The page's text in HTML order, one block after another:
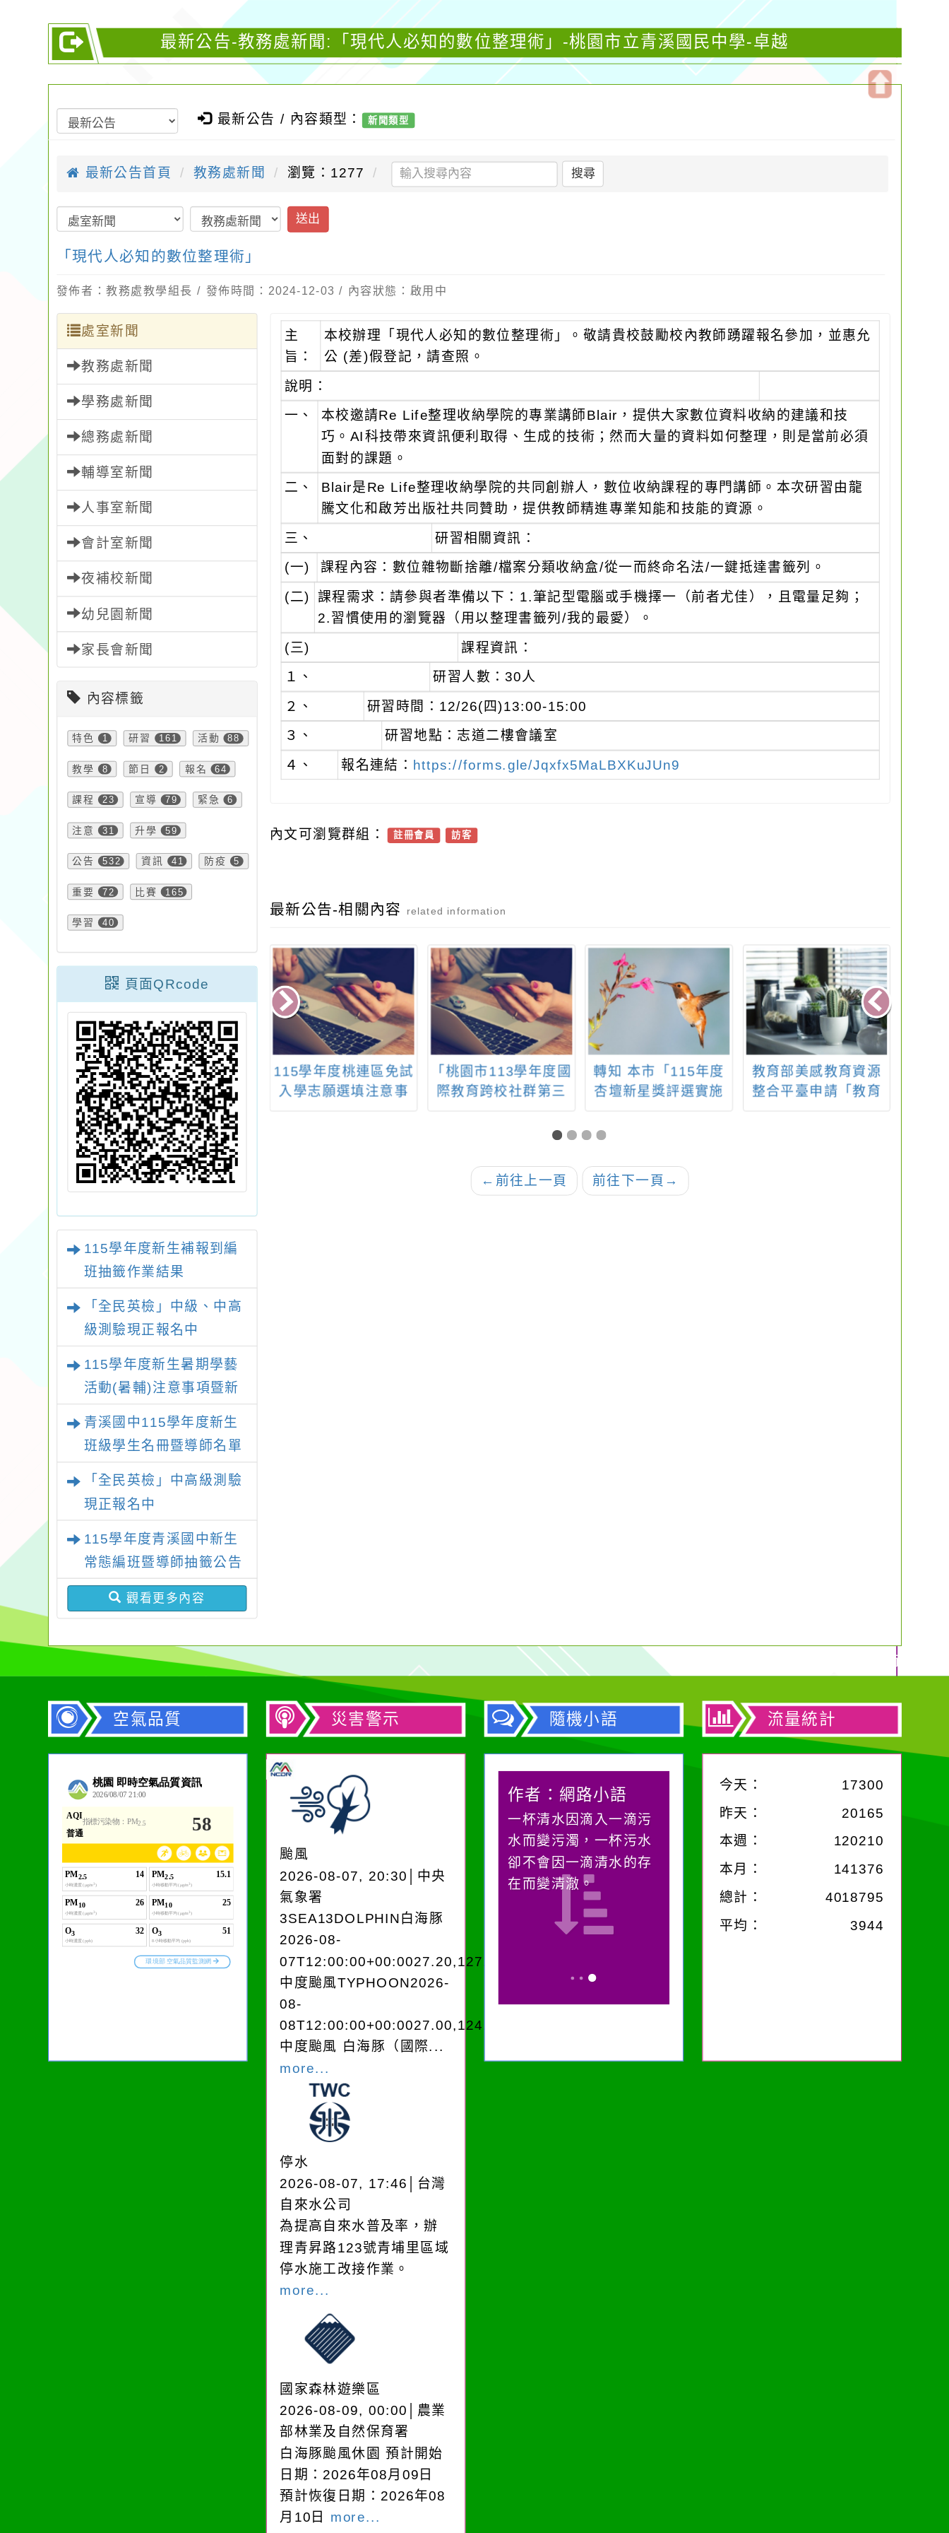
最新公告-教務處新聞:「現代人必知的數位整理術」-桃園市立青溪國民中學-卓越
最新公告 / 內容類型： 新聞類型
最新公告首頁 教務處新聞 瀏覽：1277 搜尋
送出
「現代人必知的數位整理術」
發佈者：教務處教學組長 / 發佈時間：2024-12-03 / 內容狀態：啟用中
處室新聞
教務處新聞
學務處新聞
總務處新聞
輔導室新聞
人事室新聞
會計室新聞
夜補校新聞
幼兒園新聞
家長會新聞
內容標籤
特色 1 研習 161 活動 88
教學 8 節日 2 報名 64
課程 23 宣導 79 緊急 6
注意 31 升學 59
公告 532 資訊 41 防疫 5
重要 72 比賽 165
學習 40
頁面QRcode
115學年度新生補報到編
班抽籤作業結果
「全民英檢」中級、中高
級測驗現正報名中
115學年度新生暑期學藝
活動(暑輔)注意事項暨新
青溪國中115學年度新生
班級學生名冊暨導師名單
「全民英檢」中高級測驗
現正報名中
115學年度青溪國中新生
常態編班暨導師抽籤公告
觀看更多內容
主
旨：
本校辦理「現代人必知的數位整理術」。敬請貴校鼓勵校內教師踴躍報名參加，並惠允
公 (差)假登記，請查照。
說明：
一、
本校邀請Re Life整理收納學院的專業講師Blair，提供大家數位資料收納的建議和技
巧。AI科技帶來資訊便利取得、生成的技術；然而大量的資料如何整理，則是當前必須
面對的課題。
二、
Blair是Re Life整理收納學院的共同創辦人，數位收納課程的專門講師。本次研習由龍
騰文化和啟芳出版社共同贊助，提供教師精進專業知能和技能的資源。
三、
研習相關資訊：
(一)
課程內容：數位雜物斷捨離/檔案分類收納盒/從一而終命名法/一鍵抵達書籤列。
(二)
課程需求：請參與者準備以下：1.筆記型電腦或手機擇一（前者尤佳），且電量足夠；
2.習慣使用的瀏覽器（用以整理書籤列/我的最愛）。
(三)
課程資訊：
１、
研習人數：30人
２、
研習時間：12/26(四)13:00-15:00
３、 研習地點：志道二樓會議室
４、 報名連結： https://forms.gle/Jqxfx5MaLBXKuJUn9
內文可瀏覽群組： 註冊會員 訪客
最新公告-相關內容 related information
學教師法律教
營（初階）
桃園市立圖書館八德
分館113年第二季「我
們的島」閱讀推廣活
動宣傳
115學年度桃連區免試
入學志願選填注意事
「桃園市113學年度國
際教育跨校社群第三
轉知 本市「115年度
杏壇新星獎評選實施
質代理教師推薦實施
115年4月2日(星期四)
前完成線上報名及紙
教育部美感教育資源
整合平臺申請「教育
← 前往上一頁 前往下一頁 →
空氣品質 災害警示
颱風
2026-08-07, 20:30│中央
氣象署
3SEA13DOLPHIN白海豚
2026-08-
07T12:00:00+00:0027.20,127.204050950280
中度颱風TYPHOON2026-
08-
08T12:00:00+00:0027.00,124.604050950280
中度颱風 白海豚（國際...
more...
停水
2026-08-07, 17:46│台灣
自來水公司
為提高自來水普及率，辦
理青昇路123號青埔里區域
停水施工改接作業。
more...
國家森林遊樂區
2026-08-09, 00:00│農業
部林業及自然保育署
白海豚颱風休園 預計開始
日期：2026年08月09日
預計恢復日期：2026年08
月10日 more...
隨機小語
生活是一面鏡子。你對
它笑，它就對你笑；你
對它哭，它也對你哭。
作者：網路小語
在實現理想的路途中，
誘惑。
作者：網路小語
一杯清水因滴入一滴污
水而變污濁，一杯污水
卻不會因一滴清水的存
在而變清澈。
流量統計
今天： 17300
昨天：
20165
本週：
120210
本月：
141376
總計：
4018795
平均： 3944